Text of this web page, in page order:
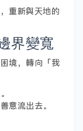
重新與天地的
界變寬
境，轉向「我
意流出去。